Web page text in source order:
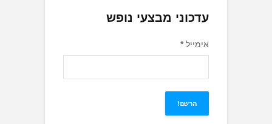
עדכוני מבצעי נופש
אימייל*